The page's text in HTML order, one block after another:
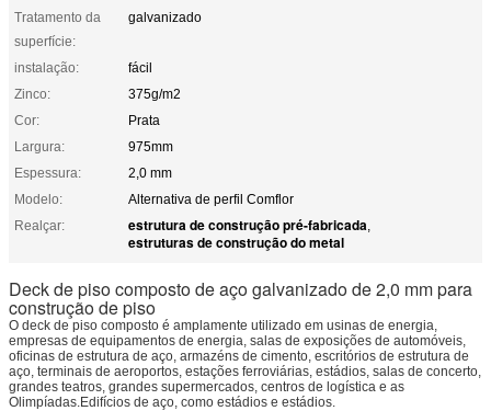
Tratamento da
superfície:
galvanizado
instalação:
fácil
Zinco:
375g/m2
Cor:
Prata
Largura:
975mm
Espessura:
2,0 mm
Modelo:
Alternativa de perfil Comflor
Realçar:
estrutura de construção pré-fabricada,
estruturas de construção do metal
Deck de piso composto de aço galvanizado de 2,0 mm para
construção de piso
O deck de piso composto é amplamente utilizado em usinas de energia,
empresas de equipamentos de energia, salas de exposições de automóveis,
oficinas de estrutura de aço, armazéns de cimento, escritórios de estrutura de
aço, terminais de aeroportos, estações ferroviárias, estádios, salas de concerto,
grandes teatros, grandes supermercados, centros de logística e as
Olimpíadas.Edifícios de aço, como estádios e estádios.